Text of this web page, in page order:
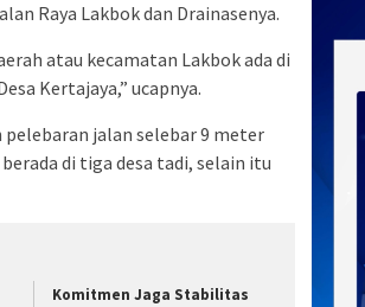
Raya Lakbok dan Drainasenya.
atau kecamatan Lakbok ada di
Kertajaya,” ucapnya.
pelebaran jalan selebar 9 meter
di tiga desa tadi, selain itu
Komitmen Jaga Stabilitas